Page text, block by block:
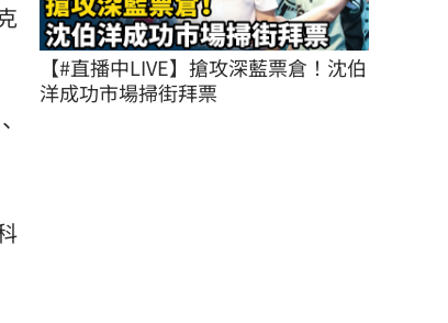
【#直播中LIVE】搶攻深藍票倉！沈伯
洋成功市場掃街拜票